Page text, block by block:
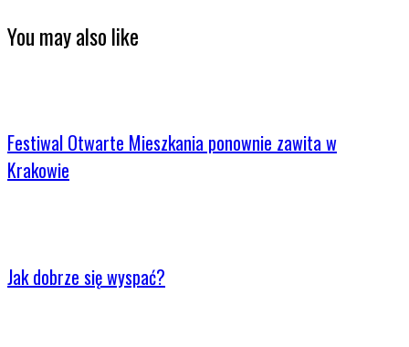
You may also like
Festiwal Otwarte Mieszkania ponownie zawita w
Krakowie
Jak dobrze się wyspać?